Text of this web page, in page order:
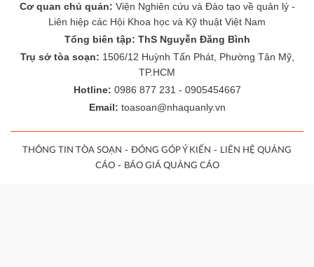
Cơ quan chủ quản: Viện Nghiên cứu và Đào tạo về quản lý -
Liên hiệp các Hội Khoa học và Kỹ thuật Việt Nam
Tổng biên tập: ThS Nguyễn Đăng Bình
Trụ sở tòa soạn: 1506/12 Huỳnh Tấn Phát, Phường Tân Mỹ,
TP.HCM
Hotline: 0986 877 231 - 0905454667
Email: toasoan@nhaquanly.vn
THÔNG TIN TÒA SOẠN - ĐÓNG GÓP Ý KIẾN - LIÊN HỆ QUẢNG
CÁO- BÁO GIÁ QUẢNG CÁO